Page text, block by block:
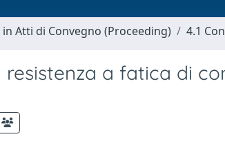
Atti di Convegno (Proceeding) 4.1
a fatica di